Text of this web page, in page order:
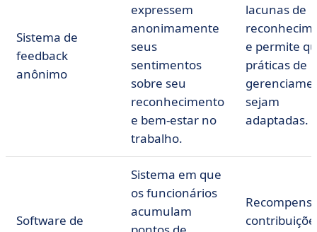
Sistema de
feedback
anônimo
expressem
anonimamente
seus
sentimentos
sobre seu
reconhecimento
e bem-estar no
trabalho.
lacunas de
e permite
práticas de
sejam
adaptadas.
Software de
Sistema em que
os funcionários
acumulam